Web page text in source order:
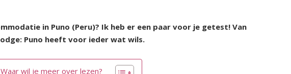
in Puno (Peru)? Ik heb er een paar voor je getest! Van
Puno heeft voor ieder wat wils.
Waar wil je meer over lezen?